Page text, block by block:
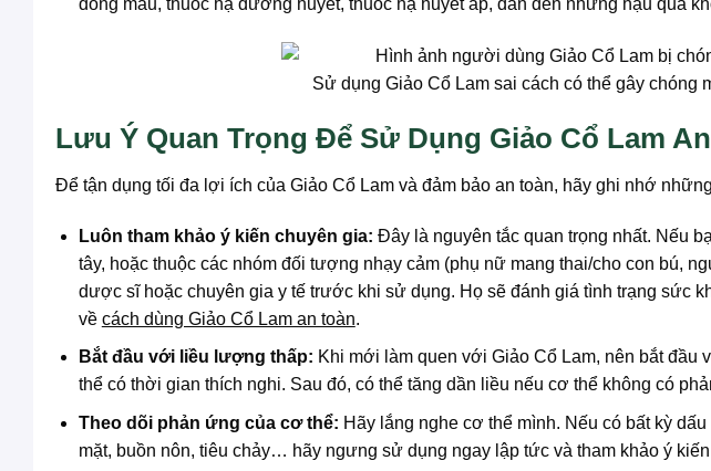
đông máu, thuốc hạ đường huyết, thuốc hạ huyết áp, dẫn đến những hậu quả
Sử dụng Giảo Cổ Lam sai cách có thể gây chóng
Lưu Ý Quan Trọng Để Sử Dụng Giảo Cổ Lam
Để tận dụng tối đa lợi ích của Giảo Cổ Lam và đảm bảo an toàn, hãy ghi nhớ
Luôn tham khảo ý kiến chuyên gia: Đây là nguyên tắc quan trọng nhất. Nếu
tây, hoặc thuộc các nhóm đối tượng nhạy cảm (phụ nữ mang thai/cho con bú,
dược sĩ hoặc chuyên gia y tế trước khi sử dụng. Họ sẽ đánh giá tình trạng sức
về cách dùng Giảo Cổ Lam an toàn.
Bắt đầu với liều lượng thấp: Khi mới làm quen với Giảo Cổ Lam, nên bắt
thể có thời gian thích nghi. Sau đó, có thể tăng dần liều nếu cơ thể không có
Theo dõi phản ứng của cơ thể: Hãy lắng nghe cơ thể mình. Nếu có bất kỳ
mặt, buồn nôn, tiêu chảy… hãy ngưng sử dụng ngay lập tức và tham khảo ý